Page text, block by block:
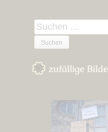
Suchen
nach:
zufällige